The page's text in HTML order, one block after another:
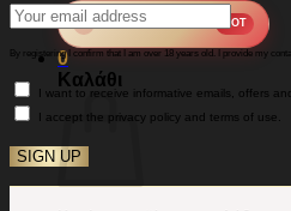
🔥 Summer Collection HOT
0
Καλάθι
By registering I confirm that I am over 18 years old. I provide my
I want to receive informative emails, offers
I accept the privacy policy and terms of use.